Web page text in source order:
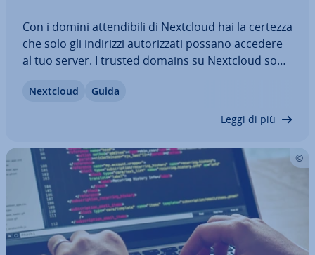
Con i domini at­ten­di­bi­li di Nextcloud hai la certezza
che solo gli indirizzi au­to­riz­za­ti possano accedere
al tuo server. I trusted domains su Nextcloud sono
ni per diverse fun­zio­na­li­tà del software. In questa
Nextcloud Guida
Leggi di più